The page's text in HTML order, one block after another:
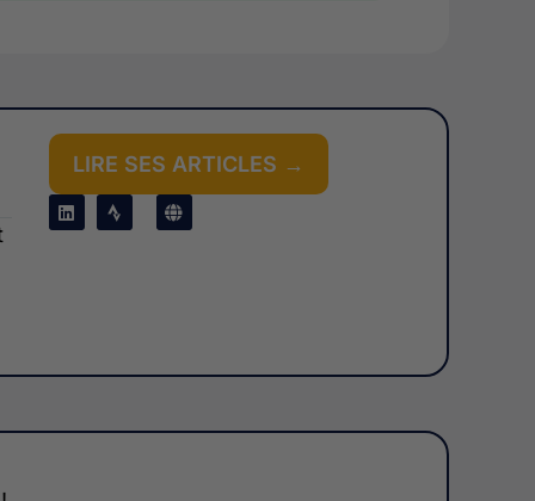
LIRE SES ARTICLES →